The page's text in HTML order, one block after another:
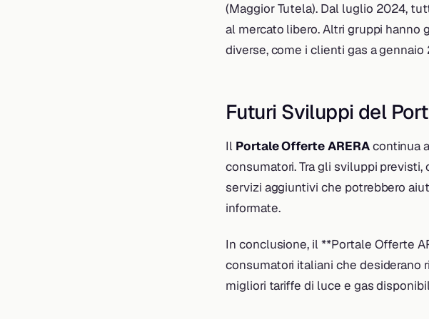
(Maggior Tutela). Dal luglio 2024,
al mercato libero. Altri gruppi
diverse, come i clienti gas a
Futuri Sviluppi del
Il Portale Offerte ARERAcontinua
consumatori. Tra gli sviluppi
servizi aggiuntivi che potrebbero
informate.
In conclusione, il **Portale Offerte
consumatori italiani che
migliori tariffe di luce e gas